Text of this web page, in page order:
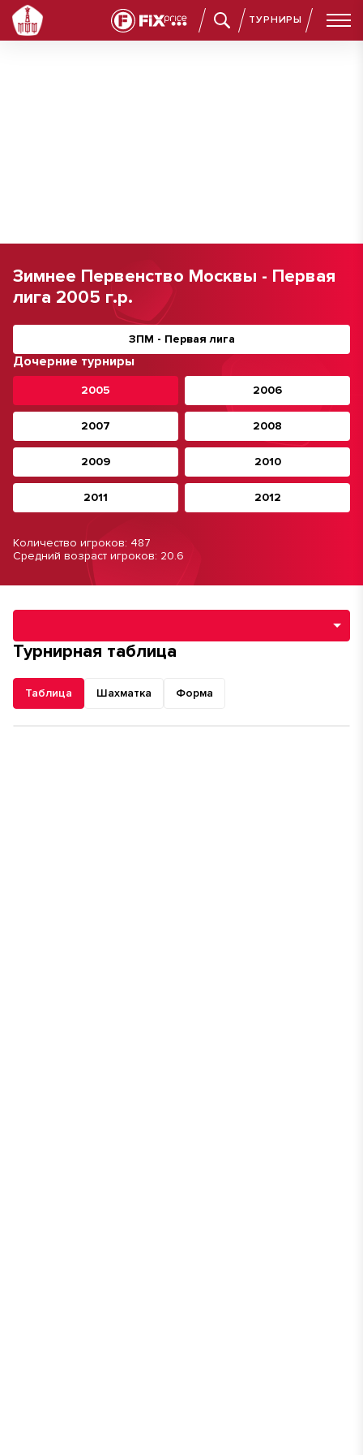
ТУРНИРЫ
Зимнее Первенство Москвы - Первая
лига 2005 г.р.
ЗПМ - Первая лига
Дочерние турниры
2005 2006
2007 2008
2009 2010
2011 2012
Количество игроков: 487
Средний возраст игроков: 20.6
Навигация по разделам турнира
Турнирная таблица
Таблица Шахматка Форма